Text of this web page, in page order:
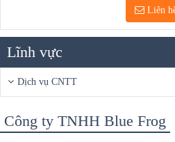
Liên
Lĩnh vực
Dịch vụ CNTT
Công ty TNHH Blue Frog